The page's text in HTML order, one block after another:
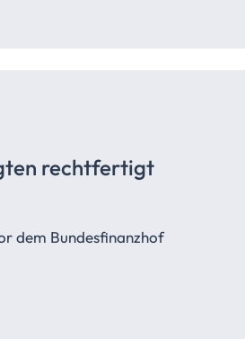
rechtfertigt
dem Bundesfinanzhof